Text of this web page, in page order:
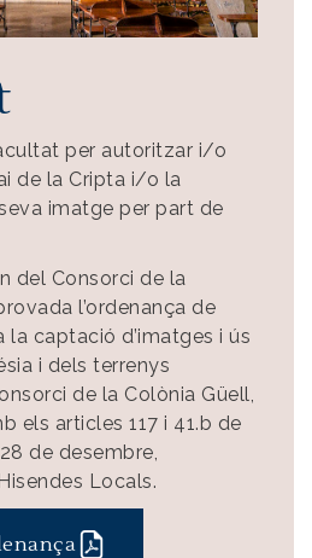
per autoritzar i/o
de la Cripta i/o la
imatge per part de
del Consorci de la
l’ordenança de
la captació d’imatges i ús
i dels terrenys
de la Colònia Güell,
els articles 117 i 41.b de
de desembre,
Locals.